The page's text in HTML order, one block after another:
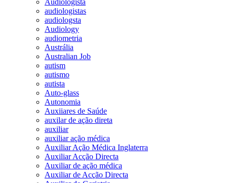
audiologistas
audiologsta
Audiology
audiometria
Austrália
Australian Job
autism
autismo
autista
Auto-glass
Autonomia
Auxiiares de Saúde
auxilar de ação direta
auxiliar
auxiliar ação médica
Auxiliar Ação Médica Inglaterra
Auxiliar Acção Directa
Auxiliar de ação médica
Auxiliar de Acção Directa